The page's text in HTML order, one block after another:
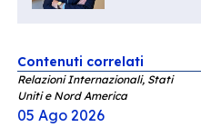
Contenuti correlati
Relazioni Internazionali, Stati
Uniti e Nord America
05 Ago 2026